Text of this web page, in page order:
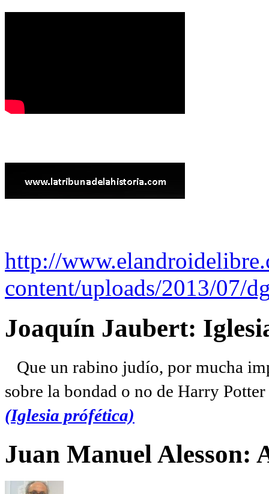
http://
content/uploads/2013/07/
Joaquín Jaubert:
Que un rabino judío, por mucha
sobre la bondad o no de Harry
(Iglesia prófética)
Juan Manuel Alesson: